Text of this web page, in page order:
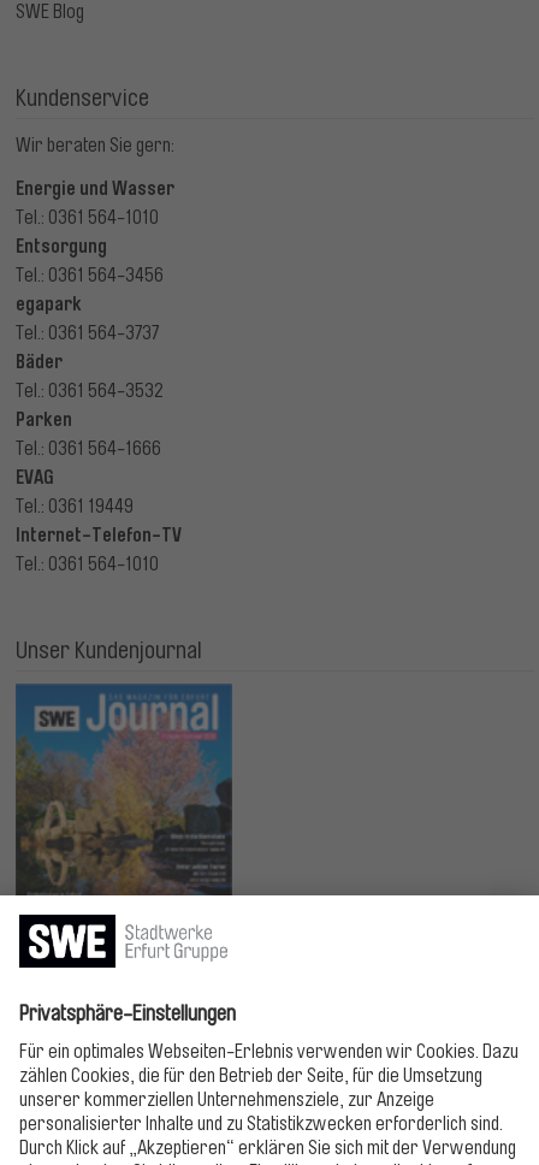
SWE Blog
Kundenservice
Wir beraten Sie gern:
Energie und Wasser
Tel.: 0361 564-1010
Entsorgung
Tel.: 0361 564-3456
egapark
Tel.: 0361 564-3737
Bäder
Tel.: 0361 564-3532
Parken
Tel.: 0361 564-1666
EVAG
Tel.: 0361 19449
Internet-Telefon-TV
Tel.: 0361 564-1010
Unser Kundenjournal
Jetzt lesen!
Bitte folgen!